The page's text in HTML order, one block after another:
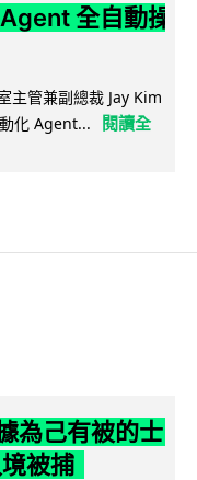
全自動操
主管兼副總裁 Jay Kim
化 Agent...
閱讀全
為己有被的士
被捕